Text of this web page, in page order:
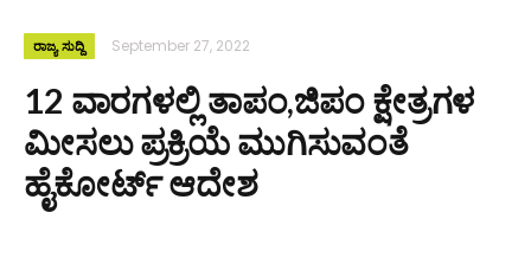
ರಾಜ್ಯ ಸುದ್ದಿ September 27, 2022
12 ವಾರಗಳಲ್ಲಿ ತಾಪಂ,ಜಿಪಂ ಕ್ಷೇತ್ರಗಳ
ಮೀಸಲು ಪ್ರಕ್ರಿಯೆ ಮುಗಿಸುವಂತೆ
ಹೈಕೋರ್ಟ್ ಆದೇಶ